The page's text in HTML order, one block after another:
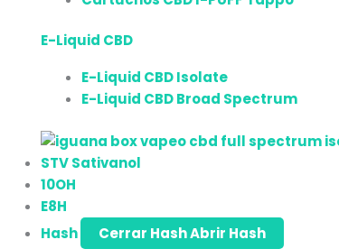
E-Liquid CBD
E-Liquid CBD Isolate
E-Liquid CBD Broad Spectrum
STV Sativanol
10OH
E8H
Hash
Cerrar HashAbrir Hash